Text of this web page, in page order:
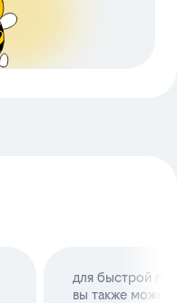
для быстрой
вы также можете